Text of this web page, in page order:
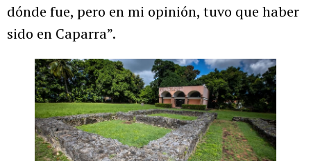
dónde fue, pero en mi opinión, tuvo que haber
sido en Caparra”.